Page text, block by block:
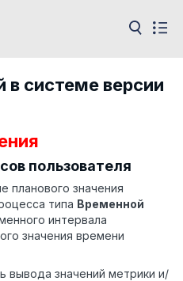
в системе версии
пользователя
планового значения
типа Временной
интервала
значения времени
вывода значений метрики и/